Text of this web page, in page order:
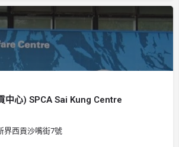
中心) SPCA Sai Kung Centre
界西貢沙嘴街7號